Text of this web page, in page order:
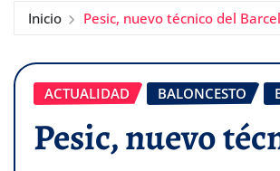
Inicio Pesic, nuevo técnico del
ACTUALIDAD BALONCESTO
Pesic, nuevo